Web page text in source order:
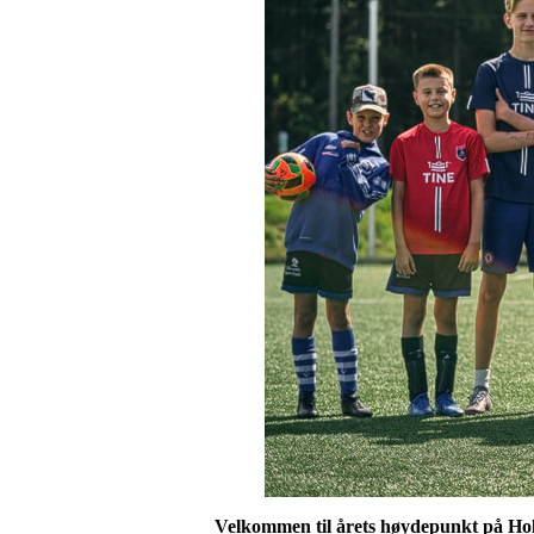
Velkommen til årets høydepunkt på